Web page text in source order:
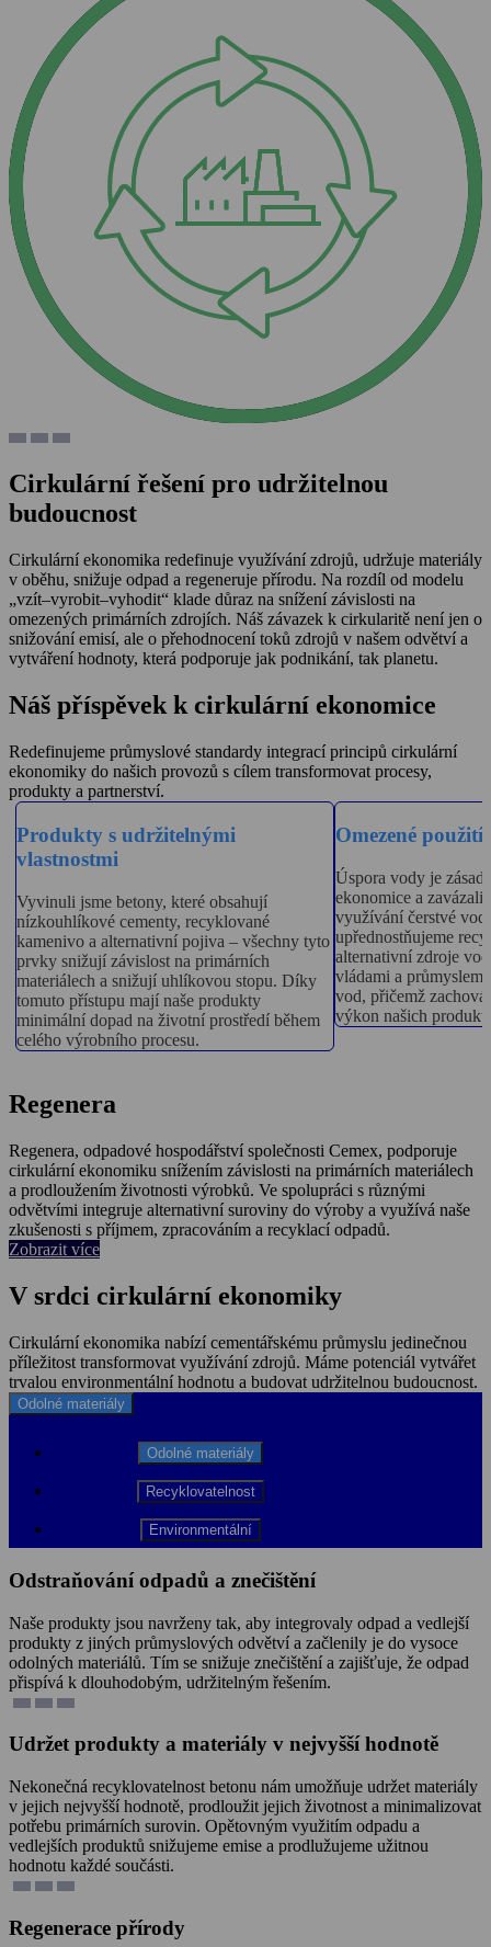
Cirkulární řešení pro udržitelnou
budoucnost
Cirkulární ekonomika redefinuje využívání zdrojů, udržuje materiály
v oběhu, snižuje odpad a regeneruje přírodu. Na rozdíl od modelu
„vzít–vyrobit–vyhodit“ klade důraz na snížení závislosti na
omezených primárních zdrojích. Náš závazek k cirkularitě není jen o
snižování emisí, ale o přehodnocení toků zdrojů v našem odvětví a
vytváření hodnoty, která podporuje jak podnikání, tak planetu.
Náš příspěvek k cirkulární ekonomice
Redefinujeme průmyslové standardy integrací principů cirkulární
ekonomiky do našich provozů s cílem transformovat procesy,
produkty a partnerství.
Produkty s udržitelnými
vlastnostmi
Vyvinuli jsme betony, které obsahují
nízkouhlíkové cementy, recyklované
kamenivo a alternativní pojiva – všechny tyto
prvky snižují závislost na primárních
materiálech a snižují uhlíkovou stopu. Díky
tomuto přístupu mají naše produkty
minimální dopad na životní prostředí během
celého výrobního procesu.
Omezené použití
Úspora vody je
ekonomice a zavázali
využívání čerstvé
upřednostňujeme
alternativní zdroje
vládami a průmyslem
vod, přičemž
výkon našich
Regenera
Regenera, odpadové hospodářství společnosti Cemex, podporuje
cirkulární ekonomiku snížením závislosti na primárních materiálech
a prodloužením životnosti výrobků. Ve spolupráci s různými
odvětvími integruje alternativní suroviny do výroby a využívá naše
zkušenosti s příjmem, zpracováním a recyklací odpadů.
Zobrazit více
V srdci cirkulární ekonomiky
Cirkulární ekonomika nabízí cementářskému průmyslu jedinečnou
příležitost transformovat využívání zdrojů. Máme potenciál vytvářet
trvalou environmentální hodnotu a budovat udržitelnou budoucnost.
Odolné materiály
Odolné materiály
Recyklovatelnost
Environmentální
Odstraňování odpadů a znečištění
Naše produkty jsou navrženy tak, aby integrovaly odpad a vedlejší
produkty z jiných průmyslových odvětví a začlenily je do vysoce
odolných materiálů. Tím se snižuje znečištění a zajišťuje, že odpad
přispívá k dlouhodobým, udržitelným řešením.
Udržet produkty a materiály v nejvyšší hodnotě
Nekonečná recyklovatelnost betonu nám umožňuje udržet materiály
v jejich nejvyšší hodnotě, prodloužit jejich životnost a minimalizovat
potřebu primárních surovin. Opětovným využitím odpadu a
vedlejších produktů snižujeme emise a prodlužujeme užitnou
hodnotu každé součásti.
Regenerace přírody